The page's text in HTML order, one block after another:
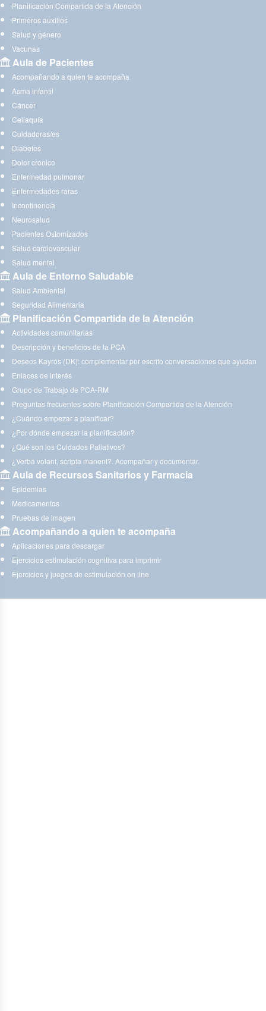
Planificación Compartida de la Atención
Primeros auxilios
Salud y género
Vacunas
Aula de Pacientes
Acompañando a quien te acompaña
Asma infantil
Cáncer
Celiaquía
Cuidadoras/es
Diabetes
Dolor crónico
Enfermedad pulmonar
Enfermedades raras
Incontinencia
Neurosalud
Pacientes Ostomizados
Salud cardiovascular
Salud mental
Aula de Entorno Saludable
Salud Ambiental
Seguridad Alimentaria
Planificación Compartida de la Atención
Actividades comunitarias
Descripción y beneficios de la PCA
Deseos Kayrós (DK): complementar por escrito conversaciones que ayudan
Enlaces de interés
Grupo de Trabajo de PCA-RM
Preguntas frecuentes sobre Planificación Compartida de la Atención
¿Cuándo empezar a planificar?
¿Por dónde empezar la planificación?
¿Qué son los Cuidados Paliativos?
¿Verba volant, scripta manent?. Acompañar y documentar.
Aula de Recursos Sanitarios y Farmacia
Epidemias
Medicamentos
Pruebas de imagen
Acompañando a quien te acompaña
Aplicaciones para descargar
Ejercicios estimulación cognitiva para imprimir
Ejercicios y juegos de estimulación on line